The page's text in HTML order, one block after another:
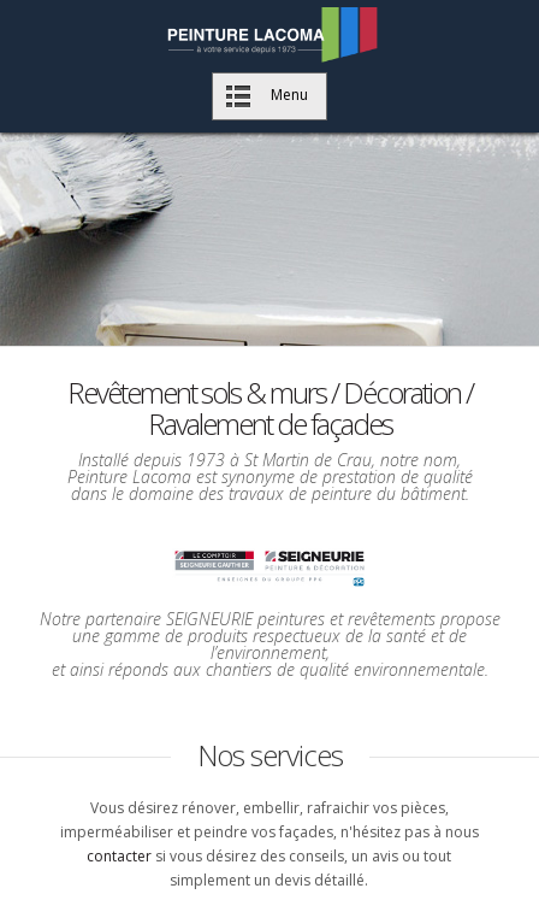
Menu
Revêtement sols & murs / Décoration /
Ravalement de façades
Installé depuis 1973 à St Martin de Crau, notre nom,
Peinture Lacoma est synonyme de prestation de qualité
dans le domaine des travaux de peinture du bâtiment.
Notre partenaire SEIGNEURIE peintures et revêtements propose
une gamme de produits respectueux de la santé et de
l’environnement,
et ainsi réponds aux chantiers de qualité environnementale.
Nos services
Vous désirez rénover, embellir, rafraichir vos pièces,
imperméabiliser et peindre vos façades, n'hésitez pas à nous
contacter si vous désirez des conseils, un avis ou tout
simplement un devis détaillé.